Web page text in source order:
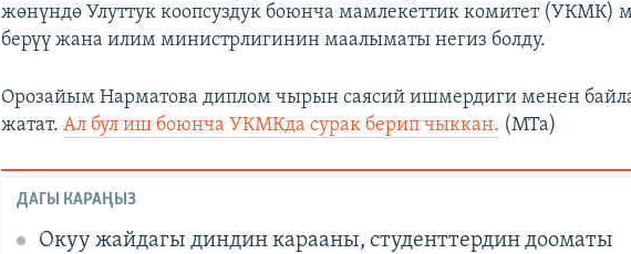
жөнүндө Улуттук коопсуздук боюнча мамлекеттик комитет (УКМК)
берүү жана илим министрлигинин маалыматы негиз болду.
Орозайым Нарматова диплом чырын саясий ишмердиги менен
жатат.Ал бул иш боюнча УКМКда сурак берип чыккан. (МТа)
ДАГЫ КАРАҢЫЗ
Окуу жайдагы диндин карааны, студенттердин дооматы